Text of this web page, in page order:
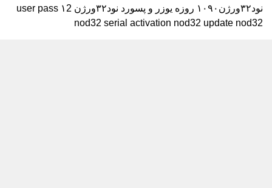
نود۳۲ورژن۱۰۹۰ روزه
یوزر و پسورد نود۳۲ورژن ۱2
user pass
nod32 serial activation nod32 update nod32